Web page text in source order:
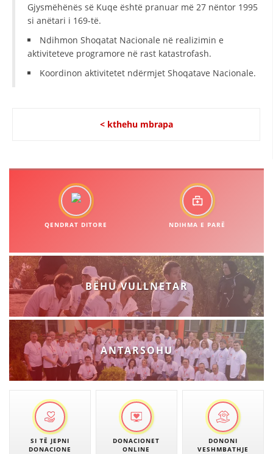
NDIHMA E PARË
MENAXHIM ME VULLNETARË
VEPRIMTARI
BROCHURES
PRESENTATIONS
Gjysmëhënës së Kuqe është pranuar më 27 nëntor 1995
si anëtari i 169-të.
Ndihmon Shoqatat Nacionale në realizimin e
aktiviteteve programore në rast katastrofash.
Koordinon aktivitetet ndërmjet Shoqatave Nacionale.
< kthehu mbrapa
QENDRAT DITORE NDIHMA E PARË
BËHU VULLNETAR
ANTARSOHU
SI TË JEPNI
DONACIONE
DONACIONET
ONLINE
DONONI
VESHMBATHJE